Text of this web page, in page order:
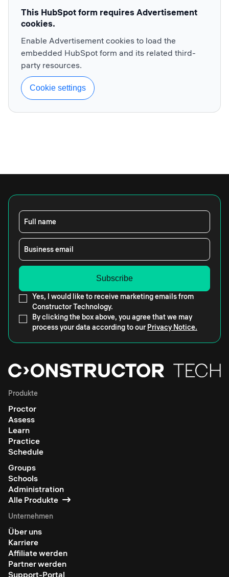
This HubSpot form requires Advertisement
cookies.
Enable Advertisement cookies to load the
embedded HubSpot form and its related third-
party resources.
Cookie settings
Full name
Business email
Yes, I would like to receive marketing emails from
Constructor Technology.
By clicking the box above, you agree that we may
process your data according to our Privacy Notice.
Produkte
Proctor
Assess
Learn
Practice
Schedule
Groups
Schools
Administration
Alle Produkte
Unternehmen
Über uns
Karriere
Affiliate werden
Partner werden
Support-Portal